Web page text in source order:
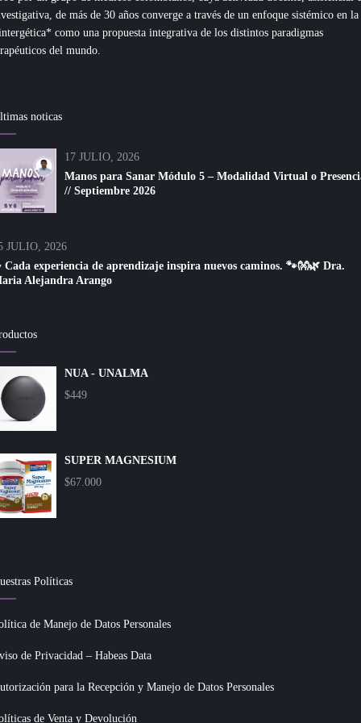
de más de 30 años converge a través de un enfoque sistémico en la
como una propuesta integrativa de los distintos paradigmas
del mundo.
noticas
17 JULIO, 2026
Manos para Sanar Módulo 5 – Modalidad Virtual o
// Septiembre 2026
JULIO, 2026
Cada experiencia de aprendizaje inspira nuevos caminos. 🐾👐🌿 Dra.
Alejandra Arango
NUA - UNALMA
$449
SUPER MAGNESIUM
$67.000
Políticas
de Manejo de Datos Personales
de Privacidad – Habeas Data
para la Recepción y Manejo de Datos Personales
de Venta y Devolución